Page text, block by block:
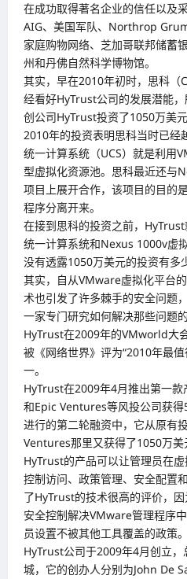
在成功取得著名企业的信任以及
AIG、美国军队、Northrop
家庭购物网络、芝加哥联邦储蓄
州和丹佛自然科学博物馆。
其实，早在2010年初时，思科（
经看好HyTrust公司的发展潜能
创公司HyTrust投资了1050万美元
2010年的投资表明思科当时已经
统一计算系统（UCS）就是利用
型虚拟化资源池。思科最近还与
项目上展开合作，该项目的目的
程序分离开来。
在接到思科的投资之前，
统一计算系统和Nexus 1000v虚
没有透露1050万美元的投资有多
其实，自从VMware虚拟化平台
术也引发了许多棘手的安全问题
一家专门研究如何解决那些问题的
HyTrust在2009年的VMworld大
被《网络世界》评为“2010年最
一。
HyTrust在2009年4月推出第一
和Epic Ventures等风投公司获
进行的第二轮融资中，它从原有
Ventures那里又获得了1050万美
HyTrust的产品可以让管理员在
控制访问、政策管理、安全配置
了HyTrust的技术很高的评价，
安全控制解决VMware管理程序
员设置不被其他工具覆盖的政策。
HyTrust公司于2009年4月创立
城，它的创办人分别为John De